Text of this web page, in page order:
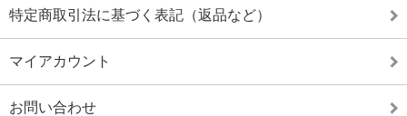
特定商取引法に基づく表記（返品など）
マイアカウント
お問い合わせ